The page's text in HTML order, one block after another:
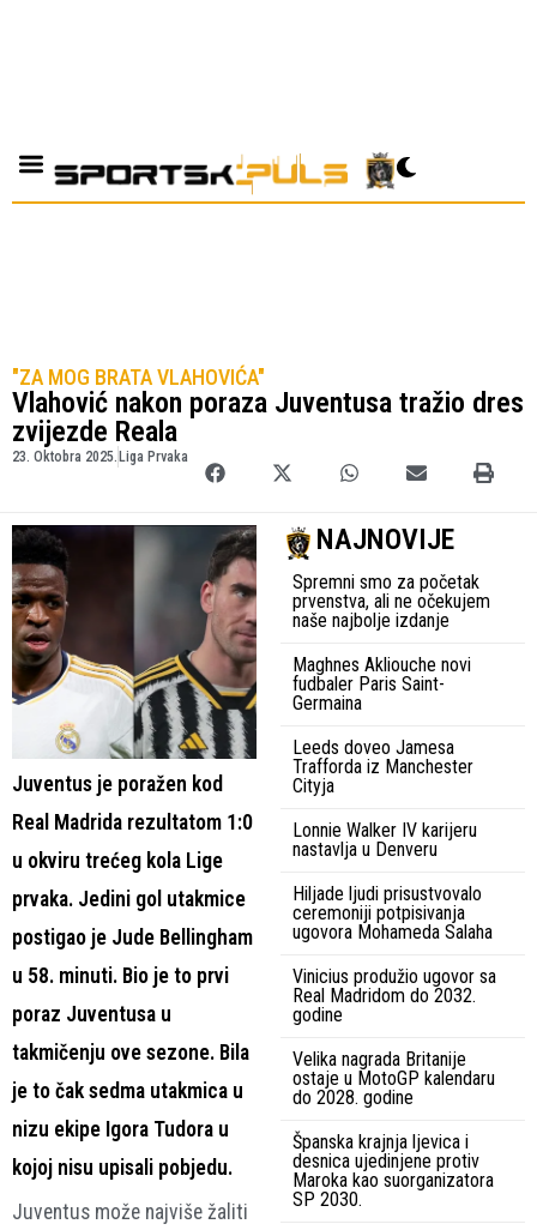
"ZA MOG BRATA VLAHOVIĆA"
Vlahović nakon poraza Juventusa tražio dres
zvijezde Reala
23. Oktobra 2025. Liga Prvaka
Juventus je poražen kod
Real Madrida rezultatom 1:0
u okviru trećeg kola Lige
prvaka. Jedini gol utakmice
postigao je Jude Bellingham
u 58. minuti. Bio je to prvi
poraz Juventusa u
takmičenju ove sezone. Bila
je to čak sedma utakmica u
nizu ekipe Igora Tudora u
kojoj nisu upisali pobjedu.
Juventus može najviše žaliti
NAJNOVIJE
Spremni smo za početak
prvenstva, ali ne očekujem
naše najbolje izdanje
Maghnes Akliouche novi
fudbaler Paris Saint-
Germaina
Leeds doveo Jamesa
Trafforda iz Manchester
Cityja
Lonnie Walker IV karijeru
nastavlja u Denveru
Hiljade ljudi prisustvovalo
ceremoniji potpisivanja
ugovora Mohameda Salaha
Vinicius produžio ugovor sa
Real Madridom do 2032.
godine
Velika nagrada Britanije
ostaje u MotoGP kalendaru
do 2028. godine
Španska krajnja ljevica i
desnica ujedinjene protiv
Maroka kao suorganizatora
SP 2030.